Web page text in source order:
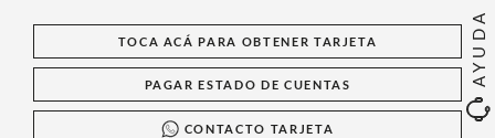
AYUDA
TOCA ACÁ PARA OBTENER TARJETA
PAGAR ESTADO DE CUENTAS
CONTACTO TARJETA